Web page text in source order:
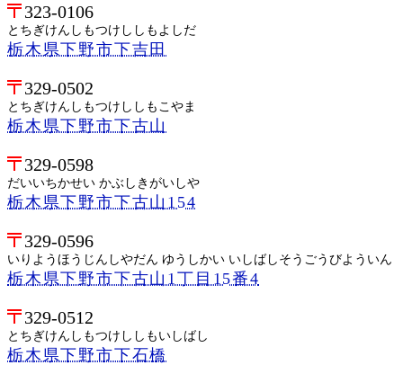
323-0106
とちぎけんしもつけししもよしだ
栃木県下野市下吉田
329-0502
とちぎけんしもつけししもこやま
栃木県下野市下古山
329-0598
だいいちかせい かぶしきがいしや
栃木県下野市下古山154
329-0596
いりようほうじんしやだん ゆうしかい いしばしそうごうびよういん
栃木県下野市下古山1丁目15番4
329-0512
とちぎけんしもつけししもいしばし
栃木県下野市下石橋